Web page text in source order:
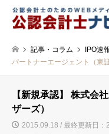
記事・コラム IPO速
パートナーエージェント（東
【新規承認】 株式会
ザーズ）
2015.09.18 / 最終更新日：